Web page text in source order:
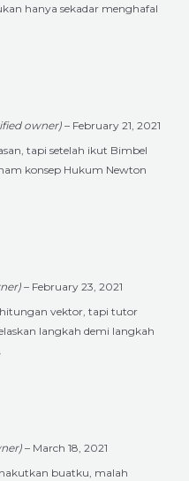
hanya sekadar menghafal
owner)– February 21, 2021
tapi setelah ikut Bimbel
konsep Hukum Newton
– February 23, 2021
vektor, tapi tutor
langkah demi langkah
– March 18, 2021
buatku, malah